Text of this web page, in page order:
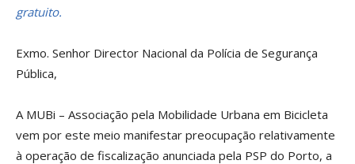
gratuito.
Exmo. Senhor Director Nacional da Polícia de Segurança
Pública,
A MUBi – Associação pela Mobilidade Urbana em Bicicleta
vem por este meio manifestar preocupação relativamente
à operação de fiscalização anunciada pela PSP do Porto, a